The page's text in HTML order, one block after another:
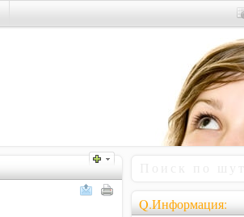
Q.Информация: